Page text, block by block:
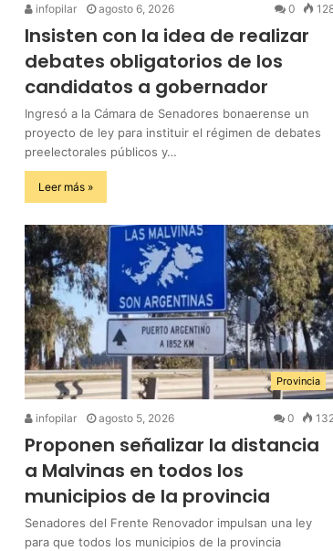
infopilar agosto 6, 2026 0
Insisten con la idea de realizar
debates obligatorios de los
candidatos a gobernador
Ingresó a la Cámara de Senadores bonaerense un
proyecto de ley para instituir el régimen de debates
preelectorales públicos y…
Leer más »
Provincia
infopilar agosto 5, 2026 0
Proponen señalizar la distancia
a Malvinas en todos los
municipios de la provincia
Senadores del Frente Renovador impulsan una ley
para que todos los municipios de la provincia